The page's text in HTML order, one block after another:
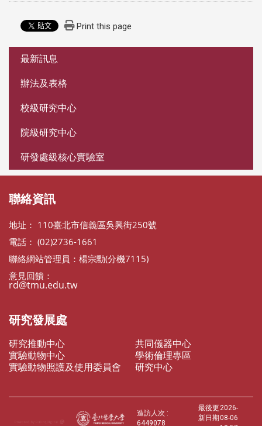
Print this page
最新訊息
辦法及表格
校級研究中心
院級研究中心
研發處級核心實驗室
聯絡資訊
地址： 110臺北市信義區吳興街250號
電話： (02)2736-1661
聯絡網站管理員：楊宗勳(分機7115)
意見回饋：
rd@tmu.edu.tw
研究發展處
研究推動中心
共同儀器中心
實驗動物中心
學術倫理專區
實驗動物照護及使用委員會
研究中心
造訪人次 :
6449078
最後更
新日期
2026-
08-06